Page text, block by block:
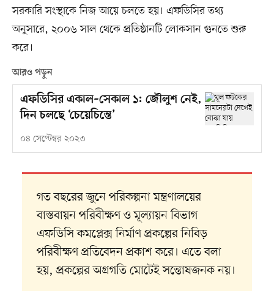
সরকারি সংস্থাকে নিজ আয়ে চলতে হয়। এফডিসির তথ্য
অনুসারে, ২০০৬ সাল থেকে প্রতিষ্ঠানটি লোকসান গুনতে শুরু
করে।
আরও পড়ুন
এফডিসির একাল–সেকাল ১: জৌলুশ নেই,
দিন চলছে ‘চেয়েচিন্তে’
০৪ সেপ্টেম্বর ২০২৩
গত বছরের জুনে পরিকল্পনা মন্ত্রণালয়ের
বাস্তবায়ন পরিবীক্ষণ ও মূল্যায়ন বিভাগ
এফডিসি কমপ্লেক্স নির্মাণ প্রকল্পের নিবিড়
পরিবীক্ষণ প্রতিবেদন প্রকাশ করে। এতে বলা
হয়, প্রকল্পের অগ্রগতি মোটেই সন্তোষজনক নয়।